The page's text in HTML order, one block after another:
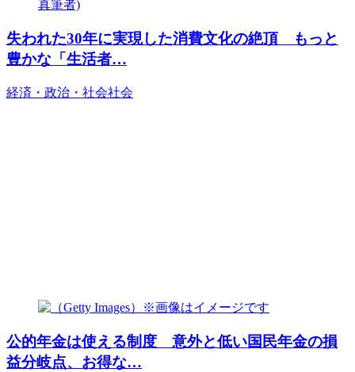
失われた30年に実現した消費文化の絶頂 もっと
豊かな「生活者…
経済・政治・社会社会
公的年金は使える制度 意外と低い国民年金の損
益分岐点、お得な…